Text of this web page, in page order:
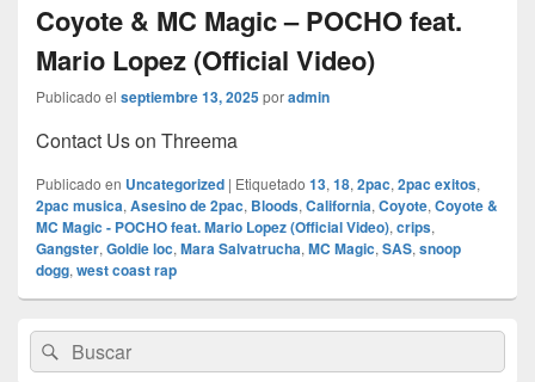
Coyote & MC Magic – POCHO feat.
Mario Lopez (Official Video)
Publicado el septiembre 13, 2025poradmin
Contact Us on Threema
Publicado en Uncategorized | Etiquetado 13, 18, 2pac, 2pac exitos,
2pac musica, Asesino de 2pac, Bloods, California, Coyote, Coyote &
MC Magic - POCHO feat. Mario Lopez (Official Video), crips,
Gangster, Goldie loc, Mara Salvatrucha, MC Magic, SAS, snoop
dogg, west coast rap
área
de
Buscar
por:
Buscar